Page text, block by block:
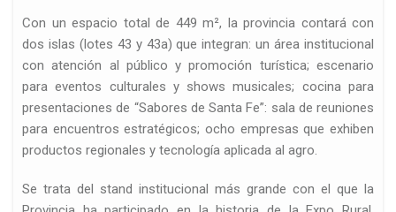
Con un espacio total de 449 m², la provincia contará con
dos islas (lotes 43 y 43a) que integran: un área institucional
con atención al público y promoción turística; escenario
para eventos culturales y shows musicales; cocina para
presentaciones de “Sabores de Santa Fe”: sala de reuniones
para encuentros estratégicos; ocho empresas que exhiben
productos regionales y tecnología aplicada al agro.
Se trata del stand institucional más grande con el que la